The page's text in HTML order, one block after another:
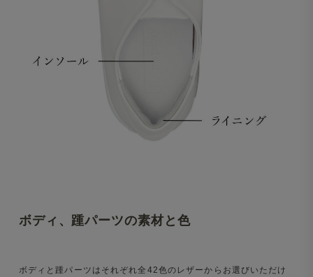
ボディ、踵パーツの素材と色
ボディと踵パーツはそれぞれ全42色のレザーからお選びいただけ